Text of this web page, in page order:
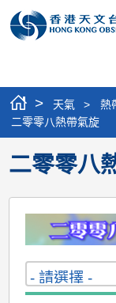
> 天氣 > 熱
二零零八熱帶氣旋
二零零八